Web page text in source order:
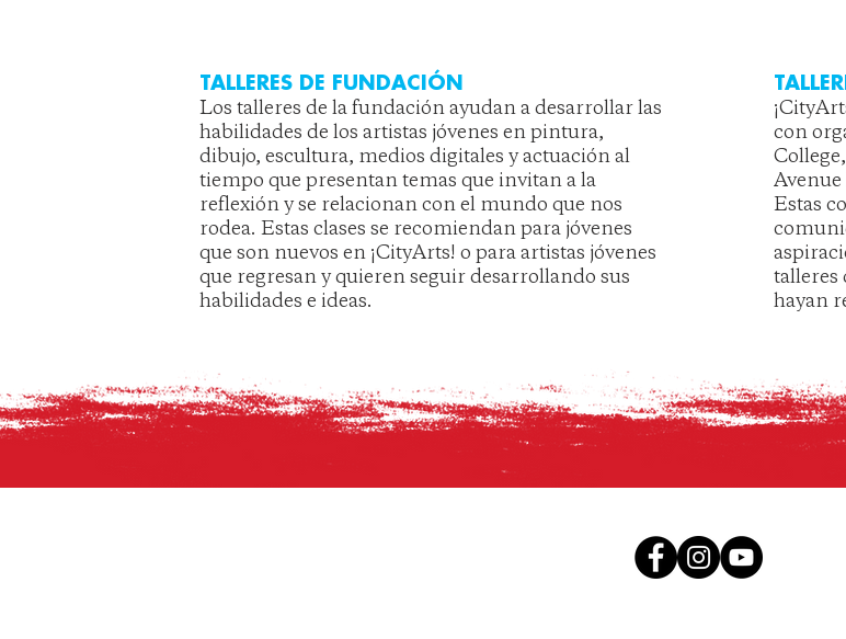
TALLERES DE FUNDACIÓN
Los talleres de la fundación ayudan a desarrollar las
habilidades de los artistas jóvenes en pintura,
dibujo, escultura, medios digitales y actuación al
tiempo que presentan temas que invitan a la
reflexión y se relacionan con el mundo que nos
rodea. Estas clases se recomiendan para jóvenes
que son nuevos en ¡CityArts! o para artistas jóvenes
que regresan y quieren seguir desarrollando sus
habilidades e ideas.
con
Estas
talleres
hayan